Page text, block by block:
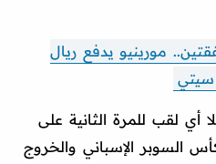
مورينيو يدفع ريال
أي لقب للمرة الثانية على
السوبر الإسباني والخروج